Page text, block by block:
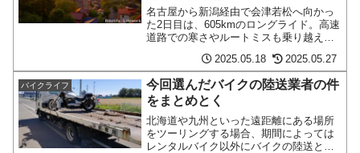
名古屋から新潟経由で会津若松へ向かっ
た2日目は、605kmのロングライド。高速
道路での寒さやルートミスも乗り越え、
触れる一日となった。
2025.05.18 2025.05.27
バイクライフ
今回選んだバイクの陸送業者の件
をまとめとく
北海道や九州といった遠距離にある場所
をツーリングする場合、期間によっては
レンタルバイク以外にバイクの陸送とい